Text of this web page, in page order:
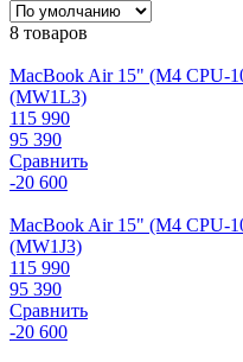
8 товаров
MacBook Air 15" (M4 CPU-
(MW1L3)
115 990
95 390
Сравнить
-20 600
MacBook Air 15" (M4 CPU-
(MW1J3)
115 990
95 390
Сравнить
-20 600